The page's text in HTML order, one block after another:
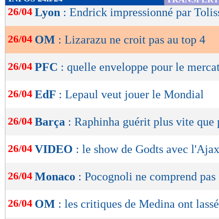
de
lecture
OK
26/04 Lyon : Endrick impressionné par
26/04 OM : Lizarazu ne croit pas au top 4
26/04 PFC : quelle enveloppe pour le
26/04 EdF : Lepaul veut jouer le Mondial
26/04 Barça : Raphinha guérit plus vite que
26/04 VIDEO : le show de Godts avec
26/04 Monaco : Pocognoli ne comprend pas
26/04 OM : les critiques de Medina ont lassé